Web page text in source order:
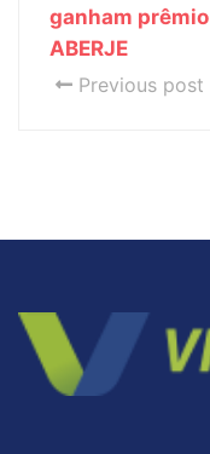
ganham prêmio
ABERJE
Previous post